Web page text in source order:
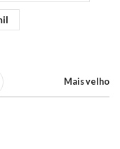
Mais velho